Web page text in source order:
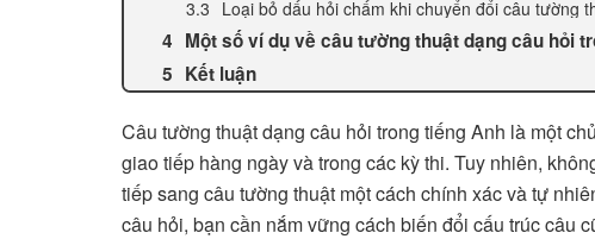
Loại bỏ dấu hỏi chấm khi chuyển đổi câu tường
Một số ví dụ về câu tường thuật dạng câu hỏi
Kết luận
Câu tường thuật dạng câu hỏi trong tiếng Anh là một
giao tiếp hàng ngày và trong các kỳ thi. Tuy nhiên,
tiếp sang câu tường thuật một cách chính xác và tự
câu hỏi, bạn cần nắm vững cách biến đổi cấu trúc câu